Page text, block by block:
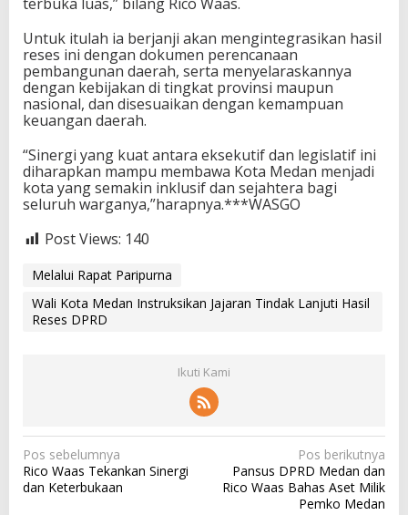
Untuk itulah ia berjanji akan mengintegrasikan hasil
reses ini dengan dokumen perencanaan
pembangunan daerah, serta menyelaraskannya
dengan kebijakan di tingkat provinsi maupun
nasional, dan disesuaikan dengan kemampuan
keuangan daerah.
“Sinergi yang kuat antara eksekutif dan legislatif ini
diharapkan mampu membawa Kota Medan menjadi
kota yang semakin inklusif dan sejahtera bagi
seluruh warganya,”harapnya.***WASGO
Post Views: 140
Melalui Rapat Paripurna
Wali Kota Medan Instruksikan Jajaran Tindak Lanjuti Hasil
Reses DPRD
Ikuti Kami
N
a
Pos sebelumnya
Rico Waas Tekankan Sinergi
dan Keterbukaan
Pos berikutnya
Pansus DPRD Medan dan
Rico Waas Bahas Aset Milik
Pemko Medan